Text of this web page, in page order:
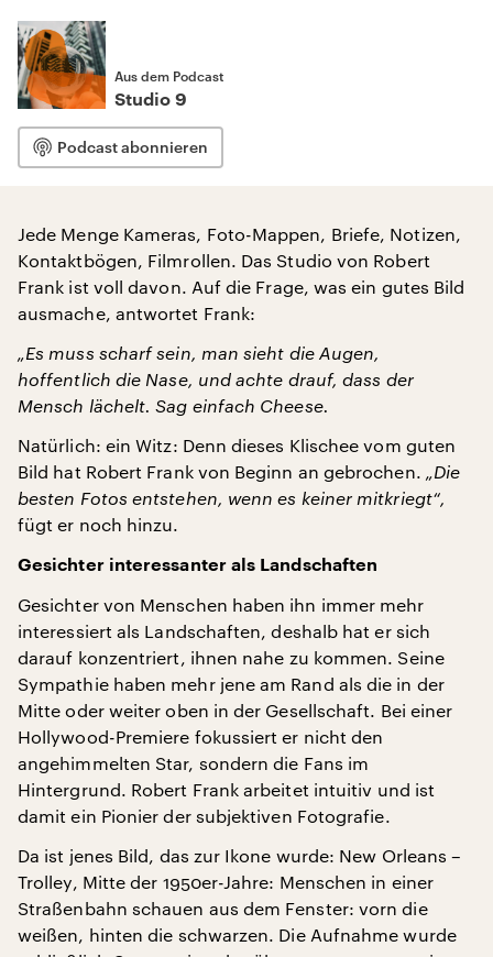
Aus dem Podcast
Studio 9
Podcast abonnieren
Jede Menge Kameras, Foto-Mappen, Briefe, Notizen,
Kontaktbögen, Filmrollen. Das Studio von Robert
Frank ist voll davon. Auf die Frage, was ein gutes Bild
ausmache, antwortet Frank:
„Es muss scharf sein, man sieht die Augen,
hoffentlich die Nase, und achte drauf, dass der
Mensch lächelt. Sag einfach Cheese.
Natürlich: ein Witz: Denn dieses Klischee vom guten
Bild hat Robert Frank von Beginn an gebrochen. „Die
besten Fotos entstehen, wenn es keiner mitkriegt“,
fügt er noch hinzu.
Gesichter interessanter als Landschaften
Gesichter von Menschen haben ihn immer mehr
interessiert als Landschaften, deshalb hat er sich
darauf konzentriert, ihnen nahe zu kommen. Seine
Sympathie haben mehr jene am Rand als die in der
Mitte oder weiter oben in der Gesellschaft. Bei einer
Hollywood-Premiere fokussiert er nicht den
angehimmelten Star, sondern die Fans im
Hintergrund. Robert Frank arbeitet intuitiv und ist
damit ein Pionier der subjektiven Fotografie.
Da ist jenes Bild, das zur Ikone wurde: New Orleans –
Trolley, Mitte der 1950er-Jahre: Menschen in einer
Straßenbahn schauen aus dem Fenster: vorn die
weißen, hinten die schwarzen. Die Aufnahme wurde